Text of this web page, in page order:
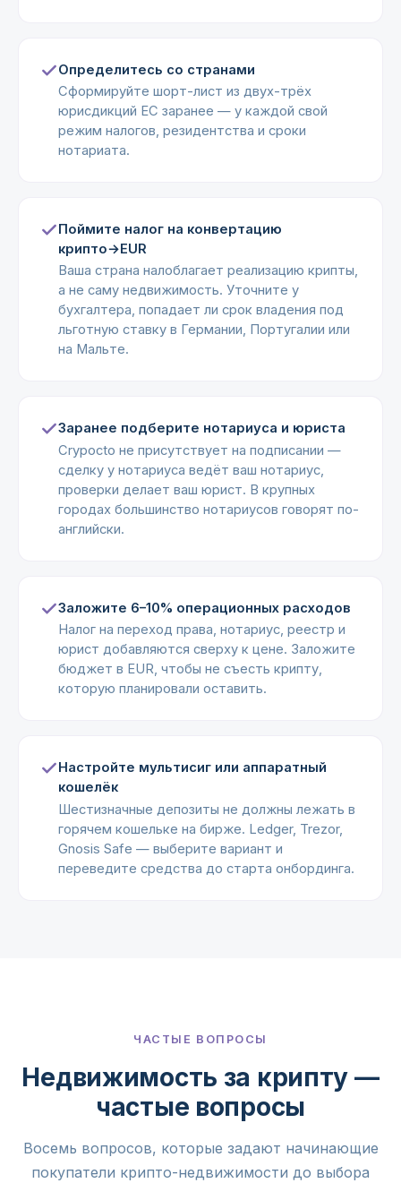
Определитесь со странами
Сформируйте шорт-лист из двух-трёх
юрисдикций ЕС заранее — у каждой свой
режим налогов, резидентства и сроки
нотариата.
Поймите налог на конвертацию
крипто→EUR
Ваша страна налоблагает реализацию крипты,
а не саму недвижимость. Уточните у
бухгалтера, попадает ли срок владения под
льготную ставку в Германии, Португалии или
на Мальте.
Заранее подберите нотариуса и юриста
Crypocto не присутствует на подписании —
сделку у нотариуса ведёт ваш нотариус,
проверки делает ваш юрист. В крупных
городах большинство нотариусов говорят по-
английски.
Заложите 6–10% операционных расходов
Налог на переход права, нотариус, реестр и
юрист добавляются сверху к цене. Заложите
бюджет в EUR, чтобы не съесть крипту,
которую планировали оставить.
Настройте мультисиг или аппаратный
кошелёк
Шестизначные депозиты не должны лежать в
горячем кошельке на бирже. Ledger, Trezor,
Gnosis Safe — выберите вариант и
переведите средства до старта онбординга.
ЧАСТЫЕ ВОПРОСЫ
Недвижимость за крипту —
частые вопросы
Восемь вопросов, которые задают начинающие
покупатели крипто-недвижимости до выбора